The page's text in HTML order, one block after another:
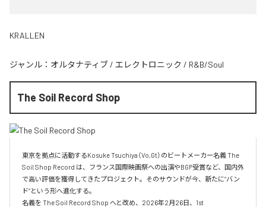
KRALLEN
ジャンル： オルタナティブ / エレクトロニック / R&B/Soul
The Soil Record Shop
東京を拠点に活動するKosuke Tsuchiya（Vo,Gt）のビートメーカー名義 The
Soil Shop Record は、フランス国際映画祭への出演やBGP受賞など、国内外
で高い評価を獲得してきたプロジェクト。そのサウンドが今、新たに“バン
ド”という形へ進化する。
名義を The Soil Record Shop へと改め、2026年2月26日、1st